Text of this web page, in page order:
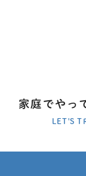
家庭でやっ
LET'S